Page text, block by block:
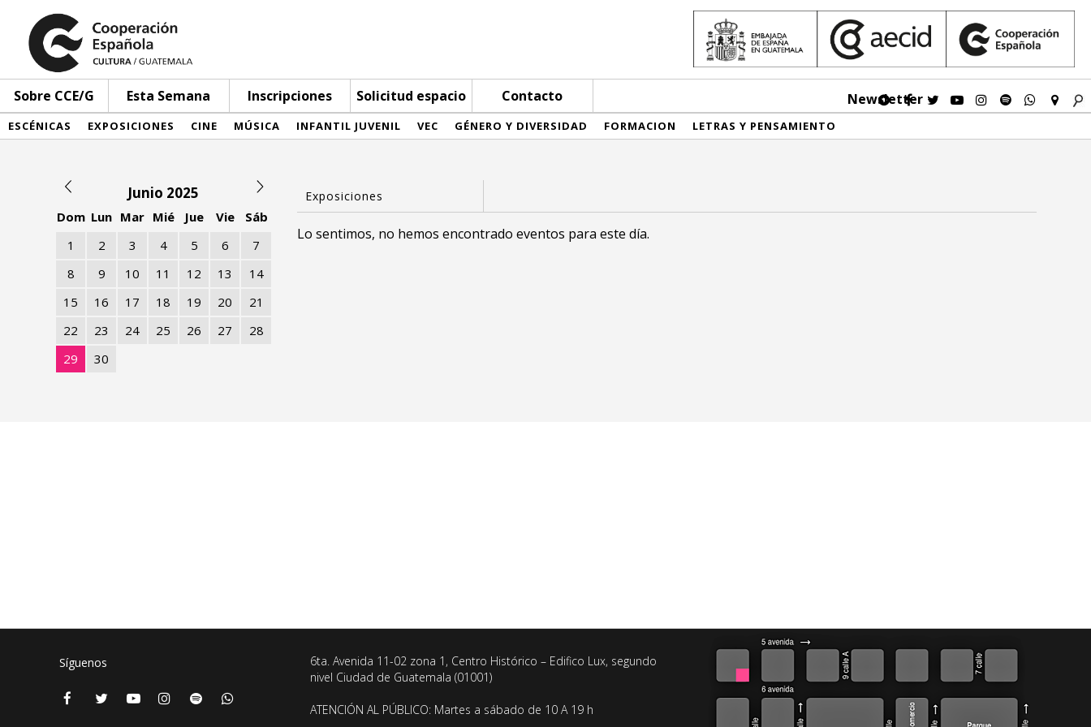
Sobre CCE/G Esta Semana Inscripciones Solicitud espacio Contacto Newsletter
ESCÉNICAS EXPOSICIONES CINE MÚSICA INFANTIL JUVENIL VEC GÉNERO Y DIVERSIDAD FORMACION LETRAS Y PENSAMIENTO
Junio 2025
Dom Lun Mar Mié Jue Vie
Sáb
1
2 3 4 5 6
7
8
9 10 11 12 13
14
15
16 17 18 19 20
21
22
23 24 25 26 27
28
29
30
Lo sentimos, no hemos encontrado eventos para este día.
Síguenos
6ta. Avenida 11-02 zona 1, Centro Histórico – Edifico Lux, segundo
nivel Ciudad de Guatemala (01001)
ATENCIÓN AL PÚBLICO: Martes a sábado de 10 A 19 h